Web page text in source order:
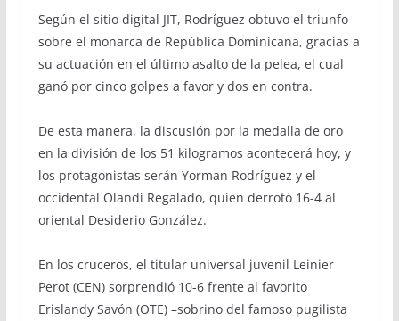
Según el sitio digital JIT, Rodríguez obtuvo el triunfo
sobre el monarca de República Dominicana, gracias a
su actuación en el último asalto de la pelea, el cual
ganó por cinco golpes a favor y dos en contra.
De esta manera, la discusión por la medalla de oro
en la división de los 51 kilogramos acontecerá hoy, y
los protagonistas serán Yorman Rodríguez y el
occidental Olandi Regalado, quien derrotó 16-4 al
oriental Desiderio González.
En los cruceros, el titular universal juvenil Leinier
Perot (CEN) sorprendió 10-6 frente al favorito
Erislandy Savón (OTE) –sobrino del famoso pugilista